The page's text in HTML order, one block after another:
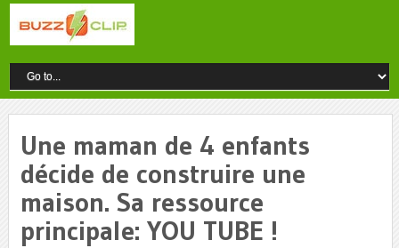
Une maman de 4 enfants
décide de construire une
maison. Sa ressource
principale: YOU TUBE !